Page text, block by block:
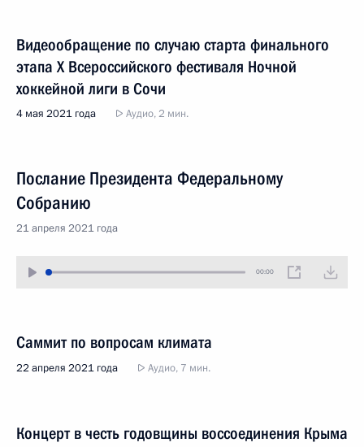
Видеообращение по случаю старта финального
этапа Х Всероссийского фестиваля Ночной
хоккейной лиги в Сочи
4 мая 2021 года Аудио, 2 мин.
Послание Президента Федеральному
Собранию
21 апреля 2021 года
00:00
Саммит по вопросам климата
22 апреля 2021 года Аудио, 7 мин.
Концерт в честь годовщины воссоединения Крыма